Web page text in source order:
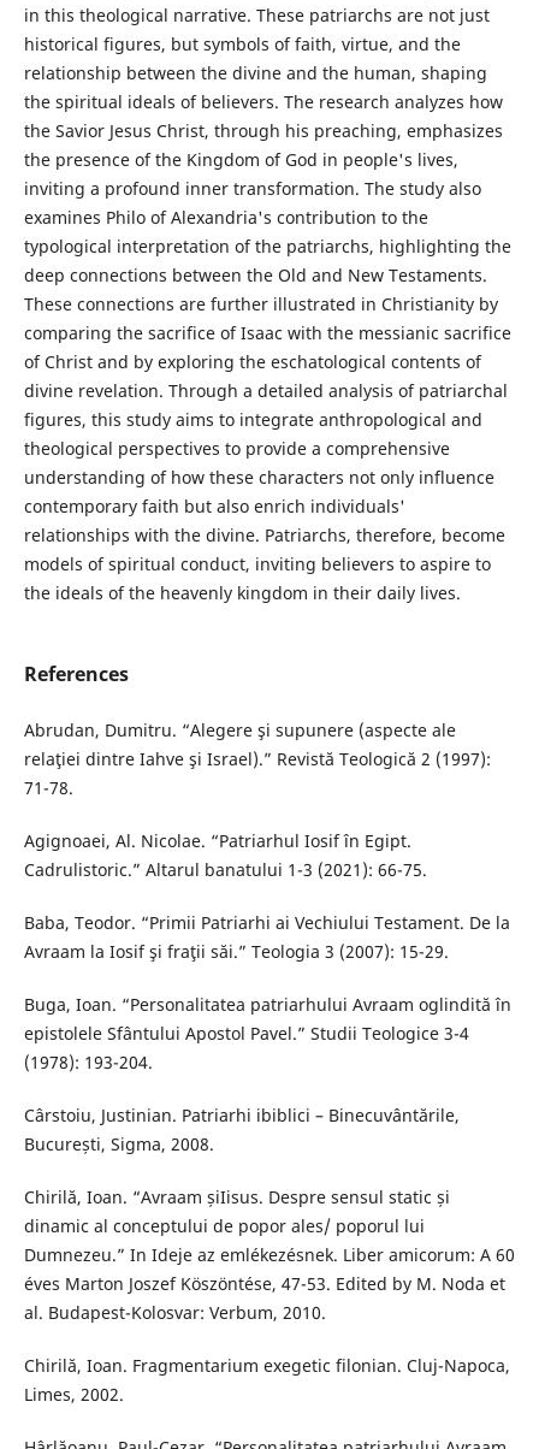
in this theological narrative. These patriarchs are not just
historical figures, but symbols of faith, virtue, and the
relationship between the divine and the human, shaping
the spiritual ideals of believers. The research analyzes how
the Savior Jesus Christ, through his preaching, emphasizes
the presence of the Kingdom of God in people's lives,
inviting a profound inner transformation. The study also
examines Philo of Alexandria's contribution to the
typological interpretation of the patriarchs, highlighting the
deep connections between the Old and New Testaments.
These connections are further illustrated in Christianity by
comparing the sacrifice of Isaac with the messianic sacrifice
of Christ and by exploring the eschatological contents of
divine revelation. Through a detailed analysis of patriarchal
figures, this study aims to integrate anthropological and
theological perspectives to provide a comprehensive
understanding of how these characters not only influence
contemporary faith but also enrich individuals'
relationships with the divine. Patriarchs, therefore, become
models of spiritual conduct, inviting believers to aspire to
the ideals of the heavenly kingdom in their daily lives.
References
Abrudan, Dumitru. “Alegere şi supunere (aspecte ale
relaţiei dintre Iahve şi Israel).” Revistă Teologică 2 (1997):
71-78.
Agignoaei, Al. Nicolae. “Patriarhul Iosif în Egipt.
Cadrulistoric.” Altarul banatului 1-3 (2021): 66-75.
Baba, Teodor. “Primii Patriarhi ai Vechiului Testament. De la
Avraam la Iosif şi fraţii săi.” Teologia 3 (2007): 15-29.
Buga, Ioan. “Personalitatea patriarhului Avraam oglindită în
epistolele Sfântului Apostol Pavel.” Studii Teologice 3-4
(1978): 193-204.
Cârstoiu, Justinian. Patriarhi ibiblici – Binecuvântările,
București, Sigma, 2008.
Chirilă, Ioan. “Avraam șiIisus. Despre sensul static și
dinamic al conceptului de popor ales/ poporul lui
Dumnezeu.” In Ideje az emlékezésnek. Liber amicorum: A 60
éves Marton Joszef Köszöntése, 47-53. Edited by M. Noda et
al. Budapest-Kolosvar: Verbum, 2010.
Chirilă, Ioan. Fragmentarium exegetic filonian. Cluj-Napoca,
Limes, 2002.